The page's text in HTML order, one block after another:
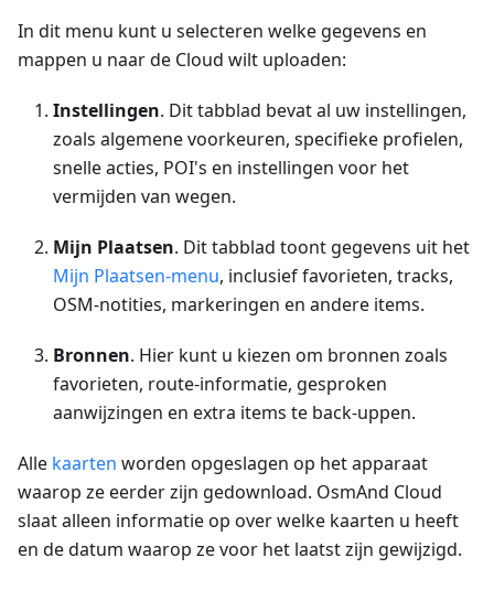
In dit menu kunt u selecteren welke gegevens en
mappen u naar de Cloud wilt uploaden:
Instellingen. Dit tabblad bevat al uw instellingen,
zoals algemene voorkeuren, specifieke profielen,
snelle acties, POI's en instellingen voor het
vermijden van wegen.
Mijn Plaatsen. Dit tabblad toont gegevens uit het
Mijn Plaatsen-menu, inclusief favorieten, tracks,
OSM-notities, markeringen en andere items.
Bronnen. Hier kunt u kiezen om bronnen zoals
favorieten, route-informatie, gesproken
aanwijzingen en extra items te back-uppen.
Alle kaarten worden opgeslagen op het apparaat
waarop ze eerder zijn gedownload. OsmAnd Cloud
slaat alleen informatie op over welke kaarten u heeft
en de datum waarop ze voor het laatst zijn gewijzigd.